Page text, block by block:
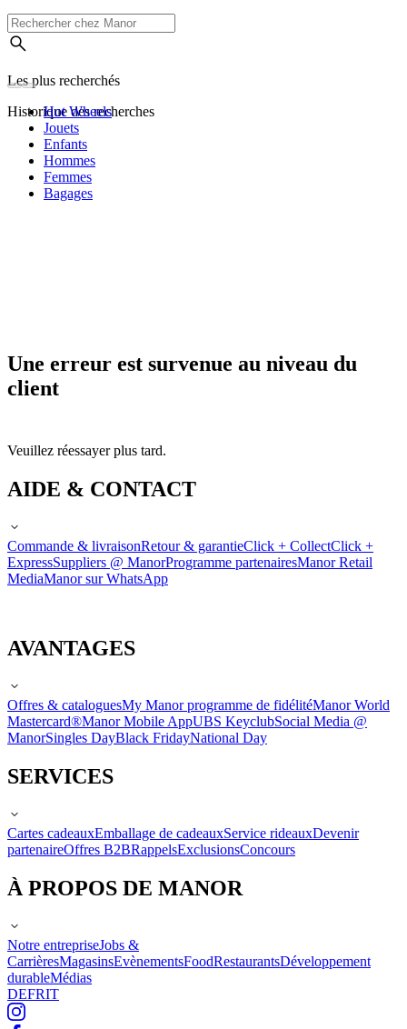
Les plus recherchés
Historique des recherches
Hot Wheels
Jouets
Enfants
Hommes
Femmes
Bagages
Une erreur est survenue au niveau du
client
Veuillez réessayer plus tard.
AIDE & CONTACT
Commande & livraisonRetour & garantieClick + CollectClick +
ExpressSuppliers @ ManorProgramme partenairesManor Retail
MediaManor sur WhatsApp
AVANTAGES
Offres & cataloguesMy Manor programme de fidélitéManor World
Mastercard®Manor Mobile AppUBS KeyclubSocial Media @
ManorSingles DayBlack FridayNational Day
SERVICES
Cartes cadeauxEmballage de cadeauxService rideauxDevenir
partenaireOffres B2BRappelsExclusionsConcours
À PROPOS DE MANOR
Notre entrepriseJobs &
CarrièresMagasinsEvènementsFoodRestaurantsDéveloppement
durableMédias
DEFRIT